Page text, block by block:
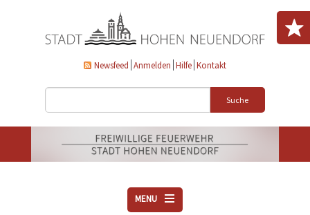
Newsfeed Anmelden Hilfe Kontakt
Suche
MENU